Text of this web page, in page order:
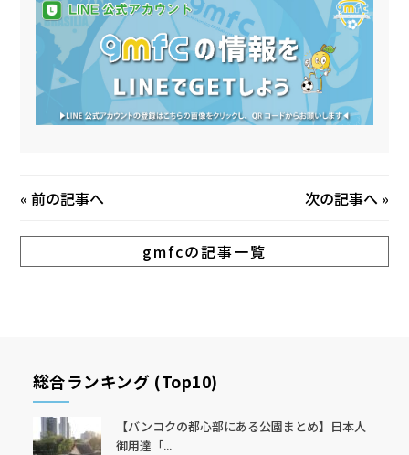
«前の記事へ 次の記事へ »
gmfcの記事一覧
総合ランキング (Top10)
【バンコクの都心部にある公園まとめ】日本人
御用達「...